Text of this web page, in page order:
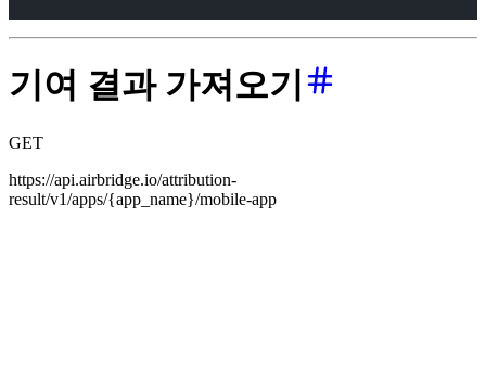
기여 결과 가져오기
GET
https://api.airbridge.io/attribution-
result/v1/apps/{app_name}/mobile-app